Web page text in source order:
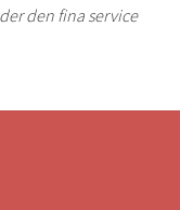
den fina service